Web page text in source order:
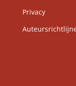
Privacy